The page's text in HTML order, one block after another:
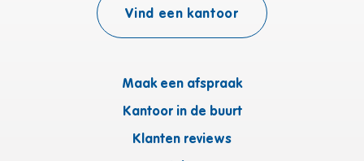
Maak een afspraak
Kantoor in de buurt
Klanten reviews
Vind een kantoor